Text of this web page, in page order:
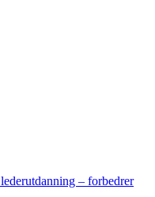
– forbedrer